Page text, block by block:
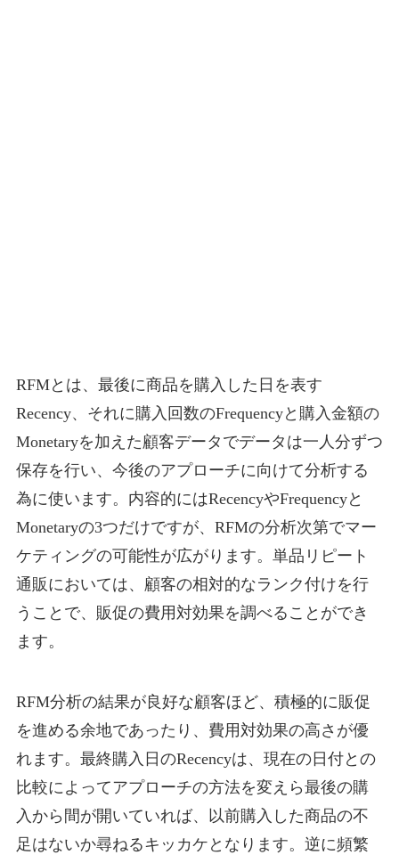
RFMとは、最後に商品を購入した日を表す
Recency、それに購入回数のFrequencyと購入金額の
Monetaryを加えた顧客データでデータは一人分ずつ
保存を行い、今後のアプローチに向けて分析する
為に使います。内容的にはRecencyやFrequencyと
Monetaryの3つだけですが、RFMの分析次第でマー
ケティングの可能性が広がります。単品リピート
通販においては、顧客の相対的なランク付けを行
うことで、販促の費用対効果を調べることができ
ます。
RFM分析の結果が良好な顧客ほど、積極的に販促
を進める余地であったり、費用対効果の高さが優
れます。最終購入日のRecencyは、現在の日付との
比較によってアプローチの方法を変えら最後の購
入から間が開いていれば、以前購入した商品の不
足はないか尋ねるキッカケとなります。逆に頻繁